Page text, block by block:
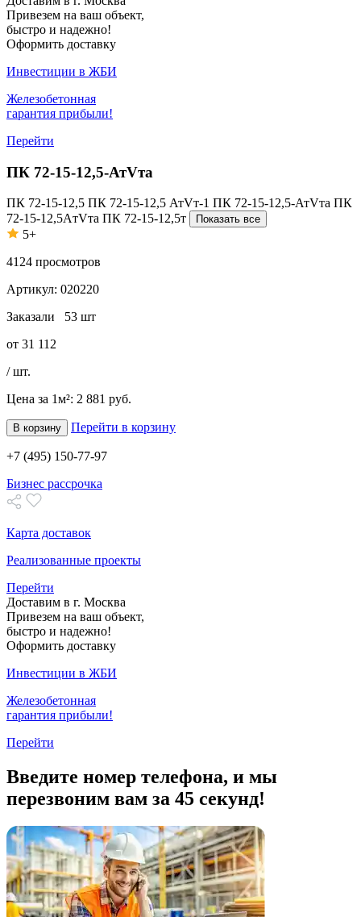
Привезем на ваш объект,
быстро и надежно!
Оформить доставку
Инвестиции в ЖБИ
Железобетонная
гарантия прибыли!
Перейти
ПК 72-15-12,5-АтVта
ПК 72-15-12,5 ПК 72-15-12,5 АтVт-1 ПК 72-15-12,5-АтVта ПК
72-15-12,5AтVта ПК 72-15-12,5т Показать все
5+
4124 просмотров
Артикул: 020220
Заказали 53 шт
от 31 112
/ шт.
Цена за 1м²: 2 881 руб.
В корзину Перейти в корзину
+7 (495) 150-77-97
Бизнес рассрочка
Карта доставок
Реализованные проекты
Перейти
Доставим в г. Москва
Привезем на ваш объект,
быстро и надежно!
Оформить доставку
Инвестиции в ЖБИ
Железобетонная
гарантия прибыли!
Перейти
Введите номер телефона, и мы
перезвоним вам за 45 секунд!